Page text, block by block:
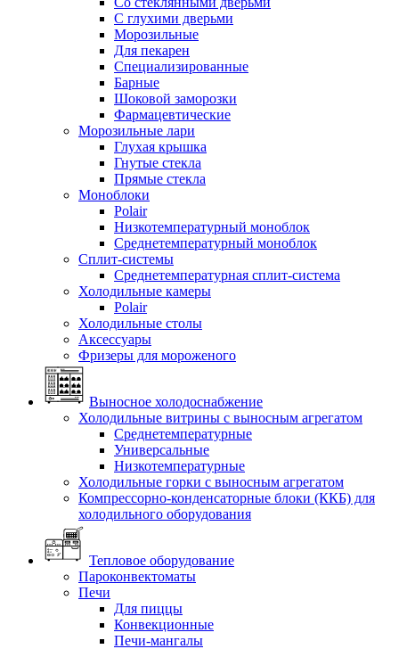
С глухими дверьми
Морозильные
Для пекарен
Специализированные
Барные
Шоковой заморозки
Фармацевтические
Морозильные лари
Глухая крышка
Гнутые стекла
Прямые стекла
Моноблоки
Polair
Низкотемпературный моноблок
Среднетемпературный моноблок
Сплит-системы
Среднетемпературная сплит-система
Холодильные камеры
Polair
Холодильные столы
Аксессуары
Фризеры для мороженого
Выносное холодоснабжение
Холодильные витрины с выносным агрегатом
Среднетемпературные
Универсальные
Низкотемпературные
Холодильные горки с выносным агрегатом
Компрессорно-конденсаторные блоки (ККБ) для
холодильного оборудования
Тепловое оборудование
Пароконвектоматы
Печи
Для пиццы
Конвекционные
Печи-мангалы